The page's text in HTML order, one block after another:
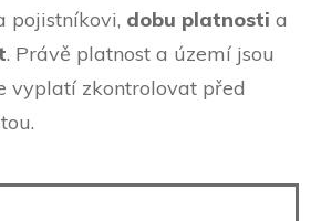
pojistníkovi, dobu platnosti a
. Právě platnost a území jsou
vyplatí zkontrolovat před